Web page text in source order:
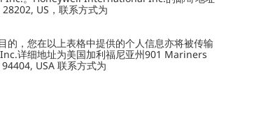
US，联系方式为
的，您在以上表格中提供的个人信息亦将被传输
详细地址为美国加利福尼亚州901 Mariners
USA 联系方式为